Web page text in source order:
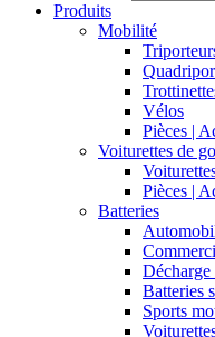
Produits
Mobilité
Vélos
Pièces |
Voiturettes de
Pièces |
Batteries
Batteries
Sports